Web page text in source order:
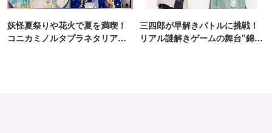
妖怪夏祭りや花火で夏を満喫！
コニカミノルタプラネタリア
三四郎が早解きバトルに挑戦！
リアル謎解きゲームの舞台"錦糸